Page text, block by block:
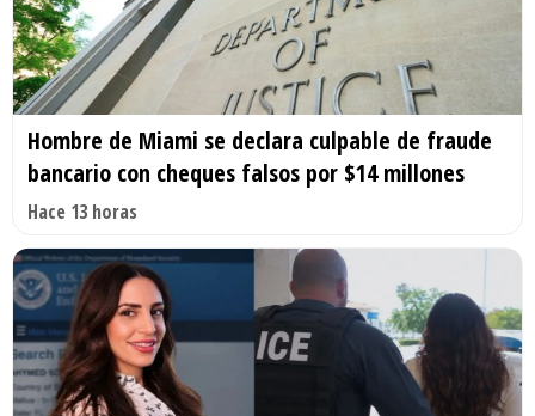
Hombre de Miami se declara culpable de fraude
bancario con cheques falsos por $14 millones
Hace 13 horas